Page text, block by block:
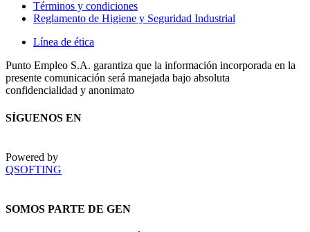
Términos y condiciones
Reglamento de Higiene y Seguridad Industrial
Línea de ética
Punto Empleo S.A. garantiza que la información incorporada en la
presente comunicación será manejada bajo absoluta
confidencialidad y anonimato
SÍGUENOS EN
Powered by
QSOFTING
SOMOS PARTE DE GEN